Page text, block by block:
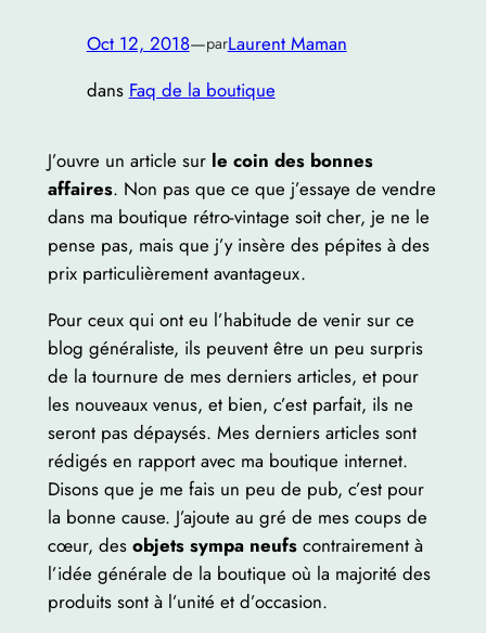
Oct 12, 2018—parLaurent Maman
dans Faq de la boutique
J’ouvre un article sur le coin des bonnes
affaires. Non pas que ce que j’essaye de vendre
dans ma boutique rétro-vintage soit cher, je ne le
pense pas, mais que j’y insère des pépites à des
prix particulièrement avantageux.
Pour ceux qui ont eu l’habitude de venir sur ce
blog généraliste, ils peuvent être un peu surpris
de la tournure de mes derniers articles, et pour
les nouveaux venus, et bien, c’est parfait, ils ne
seront pas dépaysés. Mes derniers articles sont
rédigés en rapport avec ma boutique internet.
Disons que je me fais un peu de pub, c’est pour
la bonne cause. J’ajoute au gré de mes coups de
cœur, des objets sympa neufscontrairement à
l’idée générale de la boutique où la majorité des
produits sont à l’unité et d’occasion.